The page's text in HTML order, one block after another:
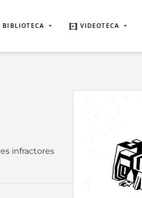
BIBLIOTECA VIDEOTECA
infractores